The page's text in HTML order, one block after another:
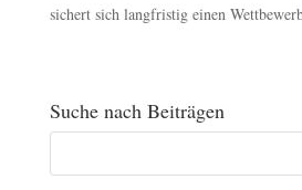
sichert sich langfristig einen
Suche nach Beiträgen